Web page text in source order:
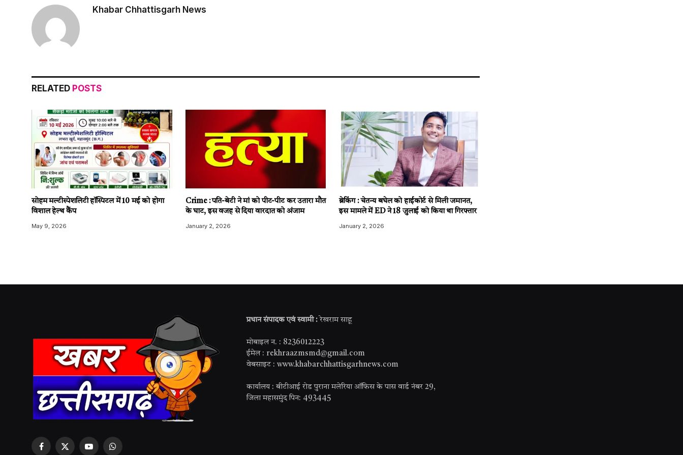
Khabar Chhattisgarh News
RELATED POSTS
सोहम मल्टीस्पेशलिटी हॉस्पिटल में 10 मई को होगा
विशाल हेल्थ कैंप
May 9, 2026
Crime : पति-बेटी ने मां को पीट-पीट कर उतारा मौत
के घाट, इस वजह से दिया वारदात को अंजाम
January 2, 2026
ब्रेकिंग : चेतन्य बघेल को हाईकोर्ट से मिली जमानत,
इस मामले में ED ने 18 जुलाई को किया था गिरफ्तार
January 2, 2026
Facebook
X YouTubeWhatsApp
प्रधान संपादक एवं स्वामी : रेखराम साहू
मोबाइल न. : 8236012223
ईमेल : rekhraazmsmd@gmail.com
वेबसाइट : www.khabarchhattisgarhnews.com
कार्यालय : बीटीआई रोड पुराना मलेरिया ऑफिस के पास वार्ड नंबर 29,
जिला महासमुंद पिन: 493445